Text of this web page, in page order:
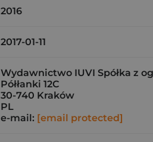
2016
2017-01-11
Wydawnictwo IUVI Spółka z
Półłanki 12C
30-740 Kraków
PL
e-mail: [email protected]